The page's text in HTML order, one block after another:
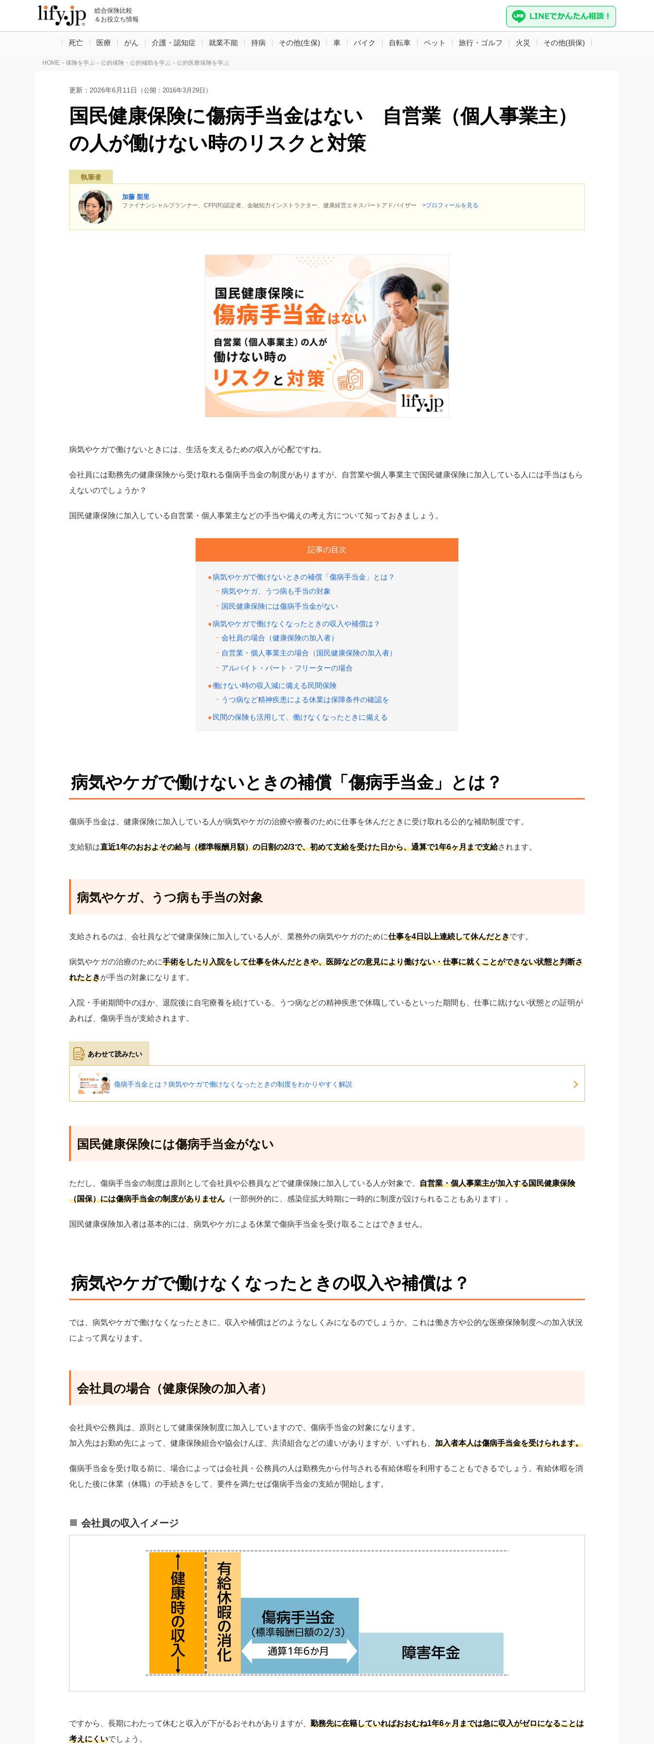
総合保険比較
＆お役立ち情報
死亡 医療 がん 介護・認知症 就業不能 持病 その他(生保) 車 バイク 自転車 ペット 旅行・ゴルフ 火災 その他(損保)
HOME > 保険を学ぶ > 公的保険・公的補助を学ぶ > 公的医療保険を学ぶ
更新： 2026年6月11日 （公開：2016年3月29日）
国民健康保険に傷病手当金はない 自営業（個人事業主）
の人が働けない時のリスクと対策
執筆者
加藤 梨里
ファイナンシャルプランナー、CFP(R)認定者、金融知力インストラクター、健康経営エキスパートアドバイザー >プロフィールを見る
病気やケガで働けないときには、生活を支えるための収入が心配ですね。
会社員には勤務先の健康保険から受け取れる傷病手当金の制度がありますが、自営業や個人事業主で国民健康保険に加入している人には手当はもら
えないのでしょうか？
国民健康保険に加入している自営業・個人事業主などの手当や備えの考え方について知っておきましょう。
記事の目次
病気やケガで働けないときの補償「傷病手当金」とは？
病気やケガ、うつ病も手当の対象
国民健康保険には傷病手当金がない
病気やケガで働けなくなったときの収入や補償は？
会社員の場合（健康保険の加入者）
自営業・個人事業主の場合（国民健康保険の加入者）
アルバイト・パート・フリーターの場合
働けない時の収入減に備える民間保険
うつ病など精神疾患による休業は保障条件の確認を
民間の保険も活用して、働けなくなったときに備える
病気やケガで働けないときの補償「傷病手当金」とは？
傷病手当金は、健康保険に加入している人が病気やケガの治療や療養のために仕事を休んだときに受け取れる公的な補助制度です。
支給額は直近1年のおおよその給与（標準報酬月額）の日割の2/3で、初めて支給を受けた日から、通算で1年6ヶ月まで支給されます。
病気やケガ、うつ病も手当の対象
支給されるのは、会社員などで健康保険に加入している人が、業務外の病気やケガのために仕事を4日以上連続して休んだときです。
病気やケガの治療のために手術をしたり入院をして仕事を休んだときや、医師などの意見により働けない・仕事に就くことができない状態と判断さ
れたときが手当の対象になります。
入院・手術期間中のほか、退院後に自宅療養を続けている、うつ病などの精神疾患で休職しているといった期間も、仕事に就けない状態との証明が
あれば、傷病手当が支給されます。
傷病手当金とは？病気やケガで働けなくなったときの制度をわかりやすく解説
国民健康保険には傷病手当金がない
ただし、傷病手当金の制度は原則として会社員や公務員などで健康保険に加入している人が対象で、 自営業・個人事業主が加入する国民健康保険
（国保）には傷病手当金の制度がありません （一部例外的に、感染症拡大時期に一時的に制度が設けられることもあります）。
国民健康保険加入者は基本的には、病気やケガによる休業で傷病手当金を受け取ることはできません。
病気やケガで働けなくなったときの収入や補償は？
では、病気やケガで働けなくなったときに、収入や補償はどのようなしくみになるのでしょうか。これは働き方や公的な医療保険制度への加入状況
によって異なります。
会社員の場合（健康保険の加入者）
会社員や公務員は、原則として健康保険制度に加入していますので、傷病手当金の対象になります。
加入先はお勤め先によって、健康保険組合や協会けんぽ、共済組合などの違いがありますが、いずれも、 加入者本人は傷病手当金を受けられます。
傷病手当金を受け取る前に、場合によっては会社員・公務員の人は勤務先から付与される有給休暇を利用することもできるでしょう。有給休暇を消
化した後に休業（休職）の手続きをして、要件を満たせば傷病手当金の支給が開始します。
会社員の収入イメージ
ですから、長期にわたって休むと収入が下がるおそれがありますが、 勤務先に在籍していればおおむね1年6ヶ月までは急に収入がゼロになることは
考えにくいでしょう。